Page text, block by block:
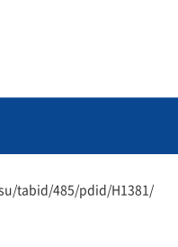
tabid/485/pdid/H1381/